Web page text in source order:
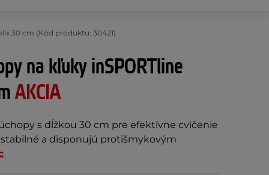
30 cm (Kód produktu: 30421)
na kľuky inSPORTline
AKCIA
s dĺžkou 30 cm pre efektívne cvičenie
a disponujú protišmykovým